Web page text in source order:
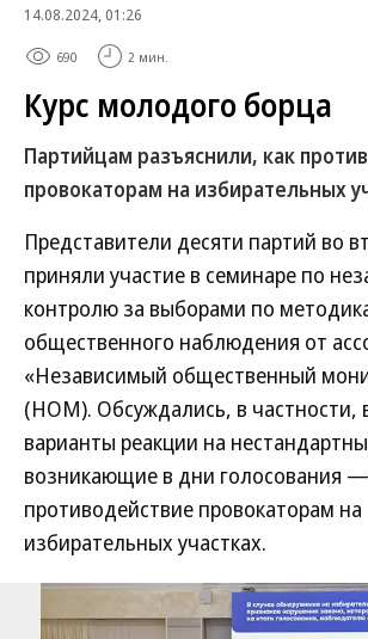
14.08.2024, 01:26
690 2 мин.
Курс молодого борца
Партийцам разъяснили, как
провокаторам на избирательных
Представители десяти партий во
приняли участие в семинаре по
контролю за выборами по
общественного наблюдения от
«Независимый общественный
(НОМ). Обсуждались, в частности,
варианты реакции на
возникающие в дни голосования
противодействие провокаторам на
избирательных участках.